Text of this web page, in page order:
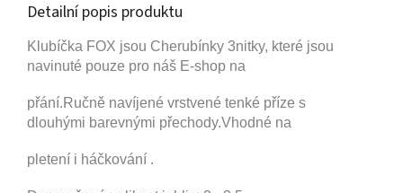
Detailní popis produktu
Klubíčka FOX jsou Cherubínky 3nitky, které jsou
navinuté pouze pro náš E-shop na
přání. Ručně navíjené vrstvené tenké příze s
dlouhými barevnými přechody.Vhodné na
pletení i háčkování .